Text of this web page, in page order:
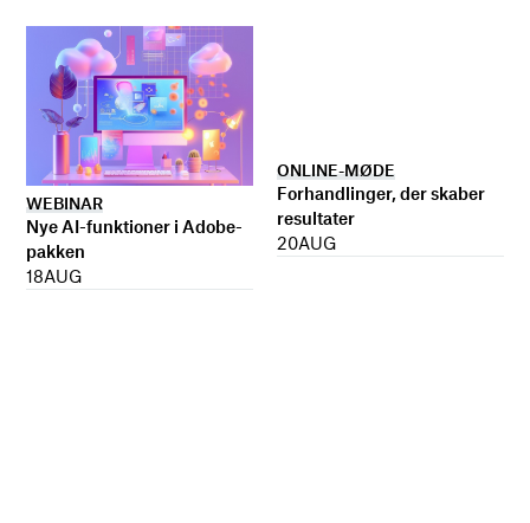
WEBINAR
Nye AI-funktioner i Adobe-
pakken
18AUG
ONLINE-MØDE
Forhandlinger, der skaber
resultater
20AUG